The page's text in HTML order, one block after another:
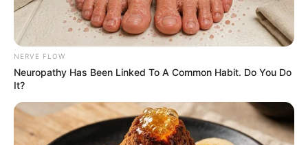
NERVE FLOW
Neuropathy Has Been Linked To A Common Habit. Do You Do
It?